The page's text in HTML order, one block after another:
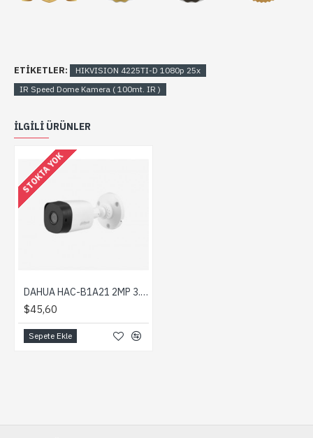
ETIKETLER:
HIKVISION 4225TI-D 1080p 25x
IR Speed Dome Kamera ( 100mt. IR )
ILGILI ÜRÜNLER
STOKTA YOK
DAHUA HAC-B1A21 2MP 3.6mm HDCVI IR Bullet Kamera
$45,60
Sepete Ekle